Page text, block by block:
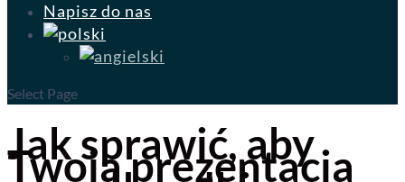
Napisz do nas
Select Page
Jak sprawić, aby
Twoja prezentacja